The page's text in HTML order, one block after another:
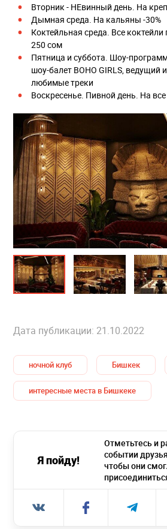
Вторник - НЕвинный день. На
Дымная среда. На кальяны -30%
Коктейльная среда. Все
250 сом
Пятница и суббота. Шоу-
шоу-балет BOHO GIRLS, ведущий
любимые треки
Воскресенье. Пивной день. На
Дата публикации: 21.10.2022
ночной клуб Бишкек
интересные места в Бишкеке
Я пойду!
Отметьтесь и
событии
чтобы они